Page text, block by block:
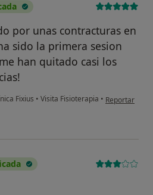
por unas contracturas en
sido la primera sesion
han quitado casi los
Fixius • Visita Fisioterapia • en opinión
Reportar